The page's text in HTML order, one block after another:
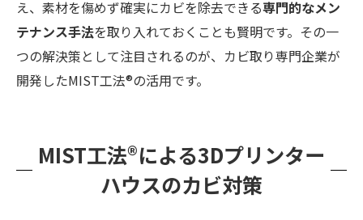
え、素材を傷めず確実にカビを除去できる専門的なメン
テナンス手法を取り入れておくことも賢明です。その一
つの解決策として注目されるのが、カビ取り専門企業が
開発したMIST工法®の活用です。
MIST工法®による3Dプリンター
ハウスのカビ対策